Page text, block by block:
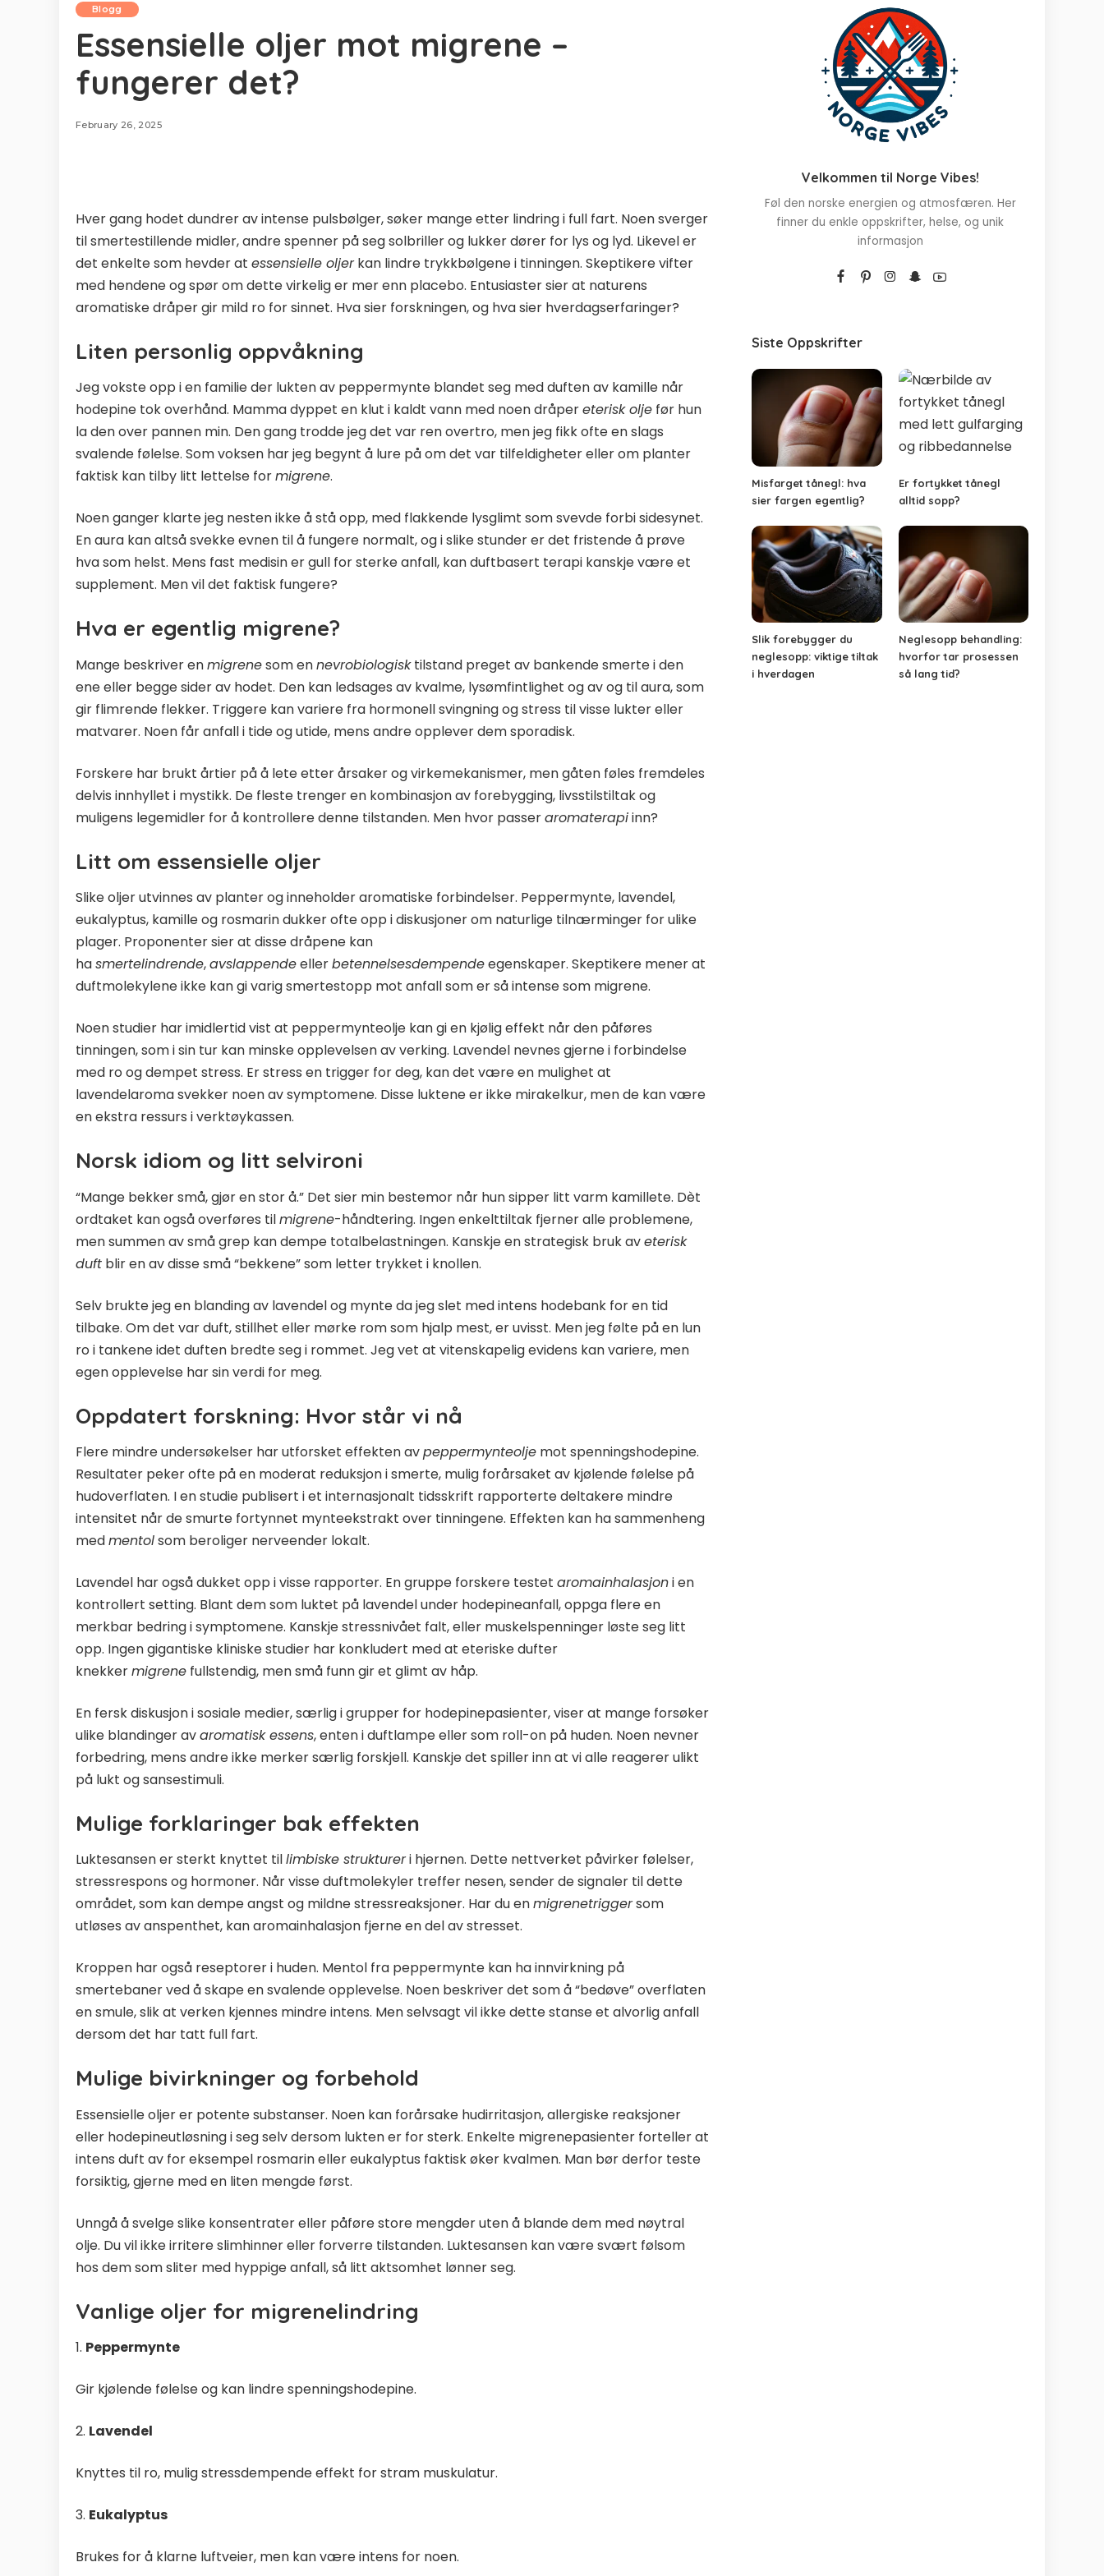
Blogg
Essensielle oljer mot migrene –
fungerer det?
February 26, 2025
Hver gang hodet dundrer av intense pulsbølger, søker mange etter lindring i full fart. Noen sverger
til smertestillende midler, andre spenner på seg solbriller og lukker dører for lys og lyd. Likevel er
det enkelte som hevder at essensielle oljerkan lindre trykkbølgene i tinningen. Skeptikere vifter
med hendene og spør om dette virkelig er mer enn placebo. Entusiaster sier at naturens
aromatiske dråper gir mild ro for sinnet. Hva sier forskningen, og hva sier hverdagserfaringer?
Liten personlig oppvåkning
Jeg vokste opp i en familie der lukten av peppermynte blandet seg med duften av kamille når
hodepine tok overhånd. Mamma dyppet en klut i kaldt vann med noen dråpereterisk olje før hun
la den over pannen min. Den gang trodde jeg det var ren overtro, men jeg fikk ofte en slags
svalende følelse. Som voksen har jeg begynt å lure på om det var tilfeldigheter eller om planter
faktisk kan tilby litt lettelse formigrene.
Noen ganger klarte jeg nesten ikke å stå opp, med flakkende lysglimt som svevde forbi sidesynet.
En aura kan altså svekke evnen til å fungere normalt, og i slike stunder er det fristende å prøve
hva som helst. Mens fast medisin er gull for sterke anfall, kan duftbasert terapi kanskje være et
supplement. Men vil det faktisk fungere?
Hva er egentlig migrene?
Mange beskriver enmigrenesom ennevrobiologisktilstand preget av bankende smerte i den
ene eller begge sider av hodet. Den kan ledsages av kvalme, lysømfintlighet og av og til aura, som
gir flimrende flekker. Triggere kan variere fra hormonell svingning og stress til visse lukter eller
matvarer. Noen får anfall i tide og utide, mens andre opplever dem sporadisk.
Forskere har brukt årtier på å lete etter årsaker og virkemekanismer, men gåten føles fremdeles
delvis innhyllet i mystikk. De fleste trenger en kombinasjon av forebygging, livsstilstiltak og
muligens legemidler for å kontrollere denne tilstanden. Men hvor passeraromaterapiinn?
Litt om essensielle oljer
Slike oljer utvinnes av planter og inneholder aromatiske forbindelser. Peppermynte, lavendel,
eukalyptus, kamille og rosmarin dukker ofte opp i diskusjoner om naturlige tilnærminger for ulike
plager. Proponenter sier at disse dråpene kan
hasmertelindrende,avslappendeellerbetennelsesdempendeegenskaper. Skeptikere mener at
duftmolekylene ikke kan gi varig smertestopp mot anfall som er så intense som migrene.
Noen studier har imidlertid vist at peppermynteolje kan gi en kjølig effekt når den påføres
tinningen, som i sin tur kan minske opplevelsen av verking. Lavendel nevnes gjerne i forbindelse
med ro og dempet stress. Er stress en trigger for deg, kan det være en mulighet at
lavendelaroma svekker noen av symptomene. Disse luktene er ikke mirakelkur, men de kan være
en ekstra ressurs i verktøykassen.
Norsk idiom og litt selvironi
“Mange bekker små, gjør en stor å.” Det sier min bestemor når hun sipper litt varm kamillete. Dèt
ordtaket kan også overføres tilmigrene-håndtering. Ingen enkelttiltak fjerner alle problemene,
men summen av små grep kan dempe totalbelastningen. Kanskje en strategisk bruk aveterisk
duft blir en av disse små “bekkene” som letter trykket i knollen.
Selv brukte jeg en blanding av lavendel og mynte da jeg slet med intens hodebank for en tid
tilbake. Om det var duft, stillhet eller mørke rom som hjalp mest, er uvisst. Men jeg følte på en lun
ro i tankene idet duften bredte seg i rommet. Jeg vet at vitenskapelig evidens kan variere, men
egen opplevelse har sin verdi for meg.
Oppdatert forskning: Hvor står vi nå
Flere mindre undersøkelser har utforsket effekten avpeppermynteolje mot spenningshodepine.
Resultater peker ofte på en moderat reduksjon i smerte, mulig forårsaket av kjølende følelse på
hudoverflaten. I en studie publisert i et internasjonalt tidsskrift rapporterte deltakere mindre
intensitet når de smurte fortynnet mynteekstrakt over tinningene. Effekten kan ha sammenheng
medmentolsom beroliger nerveender lokalt.
Lavendel har også dukket opp i visse rapporter. En gruppe forskere testet aromainhalasjoni en
kontrollert setting. Blant dem som luktet på lavendel under hodepineanfall, oppga flere en
merkbar bedring i symptomene. Kanskje stressnivået falt, eller muskelspenninger løste seg litt
opp. Ingen gigantiske kliniske studier har konkludert med at eteriske dufter
knekkermigrene fullstendig, men små funn gir et glimt av håp.
En fersk diskusjon i sosiale medier, særlig i grupper for hodepinepasienter, viser at mange forsøker
ulike blandinger avaromatisk essens, enten i duftlampe eller som roll-on på huden. Noen nevner
forbedring, mens andre ikke merker særlig forskjell. Kanskje det spiller inn at vi alle reagerer ulikt
på lukt og sansestimuli.
Mulige forklaringer bak effekten
Luktesansen er sterkt knyttet tillimbiske struktureri hjernen. Dette nettverket påvirker følelser,
stressrespons og hormoner. Når visse duftmolekyler treffer nesen, sender de signaler til dette
området, som kan dempe angst og mildne stressreaksjoner. Har du enmigrenetriggersom
utløses av anspenthet, kan aromainhalasjon fjerne en del av stresset.
Kroppen har også reseptorer i huden. Mentol fra peppermynte kan ha innvirkning på
smertebaner ved å skape en svalende opplevelse. Noen beskriver det som å “bedøve” overflaten
en smule, slik at verken kjennes mindre intens. Men selvsagt vil ikke dette stanse et alvorlig anfall
dersom det har tatt full fart.
Mulige bivirkninger og forbehold
Essensielle oljer er potente substanser. Noen kan forårsake hudirritasjon, allergiske reaksjoner
eller hodepineutløsning i seg selv dersom lukten er for sterk. Enkelte migrenepasienter forteller at
intens duft av for eksempel rosmarin eller eukalyptus faktisk øker kvalmen. Man bør derfor teste
forsiktig, gjerne med en liten mengde først.
Unngå å svelge slike konsentrater eller påføre store mengder uten å blande dem med nøytral
olje. Du vil ikke irritere slimhinner eller forverre tilstanden. Luktesansen kan være svært følsom
hos dem som sliter med hyppige anfall, så litt aktsomhet lønner seg.
Vanlige oljer for migrenelindring
1. Peppermynte
Gir kjølende følelse og kan lindre spenningshodepine.
2. Lavendel
Knyttes til ro, mulig stressdempende effekt for stram muskulatur.
3. Eukalyptus
Brukes for å klarne luftveier, men kan være intens for noen.
Velkommen til Norge Vibes!
Føl den norske energien og atmosfæren. Her
finner du enkle oppskrifter, helse, og unik
informasjon
Siste Oppskrifter
Misfarget tånegl: hva
sier fargen egentlig?
Er fortykket tånegl
alltid sopp?
Slik forebygger du
neglesopp: viktige tiltak
i hverdagen
Neglesopp behandling:
hvorfor tar prosessen
så lang tid?